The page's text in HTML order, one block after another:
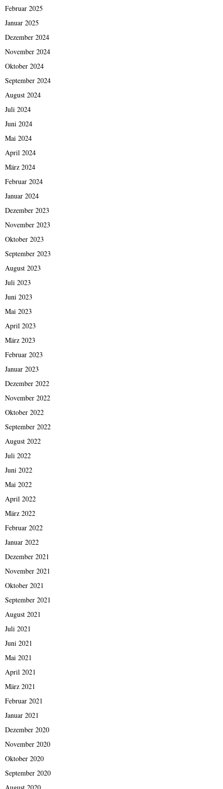
Februar 2025
Januar 2025
Dezember 2024
November 2024
Oktober 2024
September 2024
August 2024
Juli 2024
Juni 2024
Mai 2024
April 2024
März 2024
Februar 2024
Januar 2024
Dezember 2023
November 2023
Oktober 2023
September 2023
August 2023
Juli 2023
Juni 2023
Mai 2023
April 2023
März 2023
Februar 2023
Januar 2023
Dezember 2022
November 2022
Oktober 2022
September 2022
August 2022
Juli 2022
Juni 2022
Mai 2022
April 2022
März 2022
Februar 2022
Januar 2022
Dezember 2021
November 2021
Oktober 2021
September 2021
August 2021
Juli 2021
Juni 2021
Mai 2021
April 2021
März 2021
Februar 2021
Januar 2021
Dezember 2020
November 2020
Oktober 2020
September 2020
August 2020